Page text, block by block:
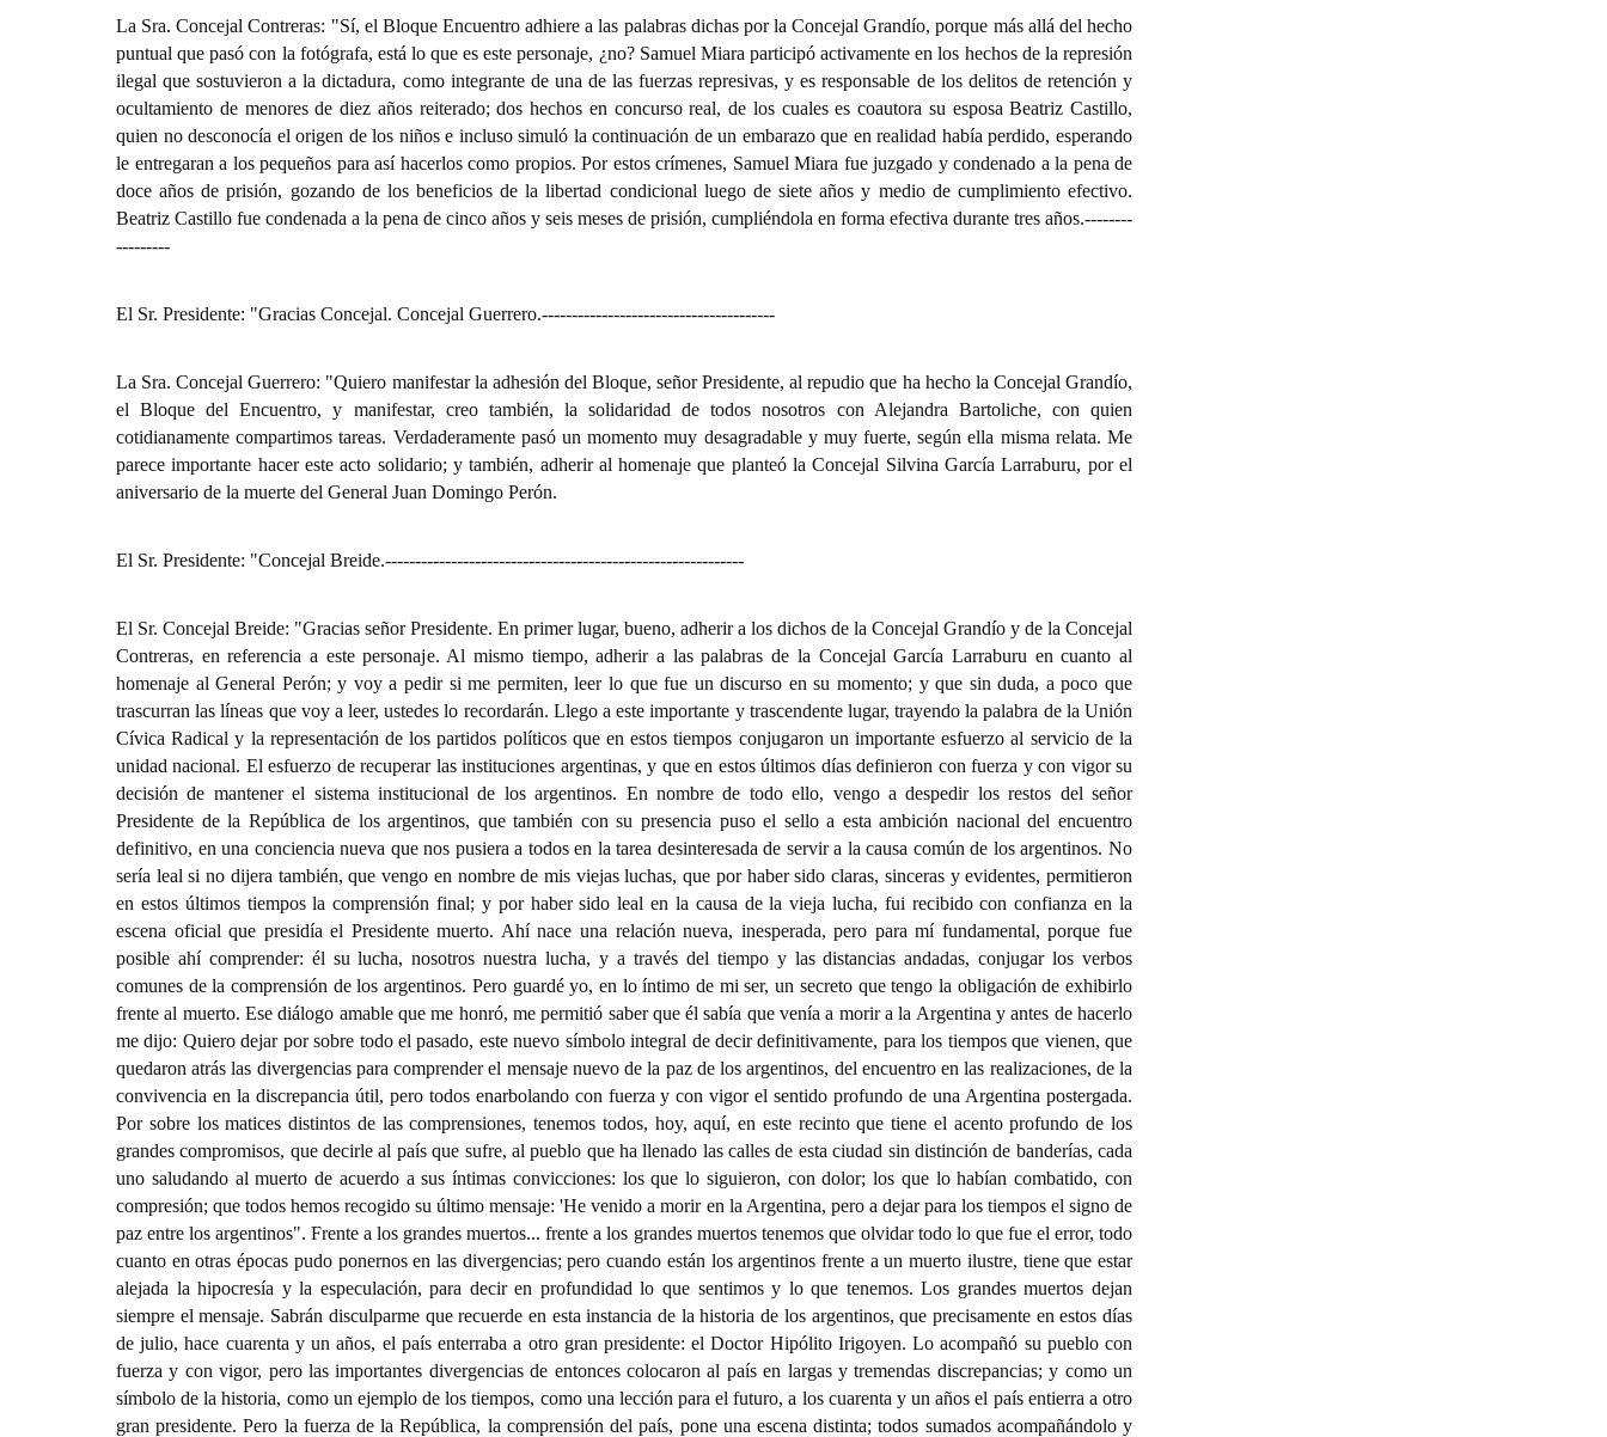
La Sra. Concejal Contreras: "Sí, el Bloque Encuentro adhiere a las palabras dichas por la Concejal Grandío, porque más allá del hecho
puntual que pasó con la fotógrafa, está lo que es este personaje, ¿no? Samuel Miara participó activamente en los hechos de la represión
ilegal que sostuvieron a la dictadura, como integrante de una de las fuerzas represivas, y es responsable de los delitos de retención y
ocultamiento de menores de diez años reiterado; dos hechos en concurso real, de los cuales es coautora su esposa Beatriz Castillo,
quien no desconocía el origen de los niños e incluso simuló la continuación de un embarazo que en realidad había perdido, esperando
le entregaran a los pequeños para así hacerlos como propios. Por estos crímenes, Samuel Miara fue juzgado y condenado a la pena de
doce años de prisión, gozando de los beneficios de la libertad condicional luego de siete años y medio de cumplimiento efectivo.
Beatriz Castillo fue condenada a la pena de cinco años y seis meses de prisión, cumpliéndola en forma efectiva durante tres años.--------
---------
El Sr. Presidente: "Gracias Concejal. Concejal Guerrero.---------------------------------------
La Sra. Concejal Guerrero: "Quiero manifestar la adhesión del Bloque, señor Presidente, al repudio que ha hecho la Concejal Grandío,
el Bloque del Encuentro, y manifestar, creo también, la solidaridad de todos nosotros con Alejandra Bartoliche, con quien
cotidianamente compartimos tareas. Verdaderamente pasó un momento muy desagradable y muy fuerte, según ella misma relata. Me
parece importante hacer este acto solidario; y también, adherir al homenaje que planteó la Concejal Silvina García Larraburu, por el
aniversario de la muerte del General Juan Domingo Perón.
El Sr. Presidente: "Concejal Breide.------------------------------------------------------------
El Sr. Concejal Breide: "Gracias señor Presidente. En primer lugar, bueno, adherir a los dichos de la Concejal Grandío y de la Concejal
Contreras, en referencia a este personaje. Al mismo tiempo, adherir a las palabras de la Concejal García Larraburu en cuanto al
homenaje al General Perón; y voy a pedir si me permiten, leer lo que fue un discurso en su momento; y que sin duda, a poco que
trascurran las líneas que voy a leer, ustedes lo recordarán. Llego a este importante y trascendente lugar, trayendo la palabra de la Unión
Cívica Radical y la representación de los partidos políticos que en estos tiempos conjugaron un importante esfuerzo al servicio de la
unidad nacional. El esfuerzo de recuperar las instituciones argentinas, y que en estos últimos días definieron con fuerza y con vigor su
decisión de mantener el sistema institucional de los argentinos. En nombre de todo ello, vengo a despedir los restos del señor
Presidente de la República de los argentinos, que también con su presencia puso el sello a esta ambición nacional del encuentro
definitivo, en una conciencia nueva que nos pusiera a todos en la tarea desinteresada de servir a la causa común de los argentinos. No
sería leal si no dijera también, que vengo en nombre de mis viejas luchas, que por haber sido claras, sinceras y evidentes, permitieron
en estos últimos tiempos la comprensión final; y por haber sido leal en la causa de la vieja lucha, fui recibido con confianza en la
escena oficial que presidía el Presidente muerto. Ahí nace una relación nueva, inesperada, pero para mí fundamental, porque fue
posible ahí comprender: él su lucha, nosotros nuestra lucha, y a través del tiempo y las distancias andadas, conjugar los verbos
comunes de la comprensión de los argentinos. Pero guardé yo, en lo íntimo de mi ser, un secreto que tengo la obligación de exhibirlo
frente al muerto. Ese diálogo amable que me honró, me permitió saber que él sabía que venía a morir a la Argentina y antes de hacerlo
me dijo: Quiero dejar por sobre todo el pasado, este nuevo símbolo integral de decir definitivamente, para los tiempos que vienen, que
quedaron atrás las divergencias para comprender el mensaje nuevo de la paz de los argentinos, del encuentro en las realizaciones, de la
convivencia en la discrepancia útil, pero todos enarbolando con fuerza y con vigor el sentido profundo de una Argentina postergada.
Por sobre los matices distintos de las comprensiones, tenemos todos, hoy, aquí, en este recinto que tiene el acento profundo de los
grandes compromisos, que decirle al país que sufre, al pueblo que ha llenado las calles de esta ciudad sin distinción de banderías, cada
uno saludando al muerto de acuerdo a sus íntimas convicciones: los que lo siguieron, con dolor; los que lo habían combatido, con
compresión; que todos hemos recogido su último mensaje: 'He venido a morir en la Argentina, pero a dejar para los tiempos el signo de
paz entre los argentinos". Frente a los grandes muertos... frente a los grandes muertos tenemos que olvidar todo lo que fue el error, todo
cuanto en otras épocas pudo ponernos en las divergencias; pero cuando están los argentinos frente a un muerto ilustre, tiene que estar
alejada la hipocresía y la especulación, para decir en profundidad lo que sentimos y lo que tenemos. Los grandes muertos dejan
siempre el mensaje. Sabrán disculparme que recuerde en esta instancia de la historia de los argentinos, que precisamente en estos días
de julio, hace cuarenta y un años, el país enterraba a otro gran presidente: el Doctor Hipólito Irigoyen. Lo acompañó su pueblo con
fuerza y con vigor, pero las importantes divergencias de entonces colocaron al país en largas y tremendas discrepancias; y como un
símbolo de la historia, como un ejemplo de los tiempos, como una lección para el futuro, a los cuarenta y un años el país entierra a otro
gran presidente. Pero la fuerza de la República, la comprensión del país, pone una escena distinta; todos sumados acompañándolo y